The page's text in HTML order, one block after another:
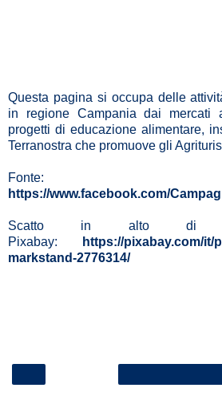
Questa pagina si occupa delle
in regione Campania dai mercati
progetti di educazione alimentare,
Terranostra che promuove gli
Fonte:
https://www.facebook.com/
Scatto in alto di
Pixabay:
https://pixabay.com/it/
markstand-2776314/